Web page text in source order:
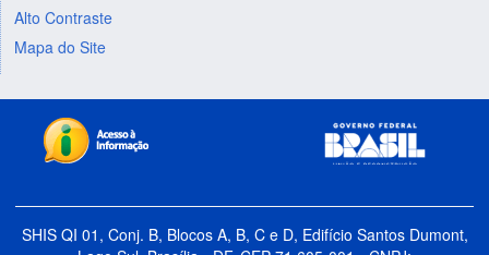
Alto Contraste
Mapa do Site
SHIS QI 01, Conj. B, Blocos A, B, C e D, Edifício Santos Dumont,